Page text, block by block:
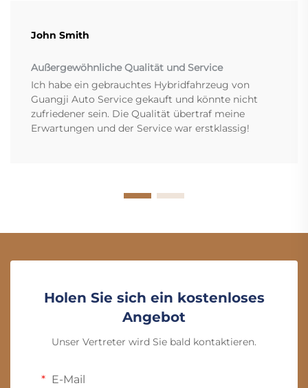
John Smith
Außergewöhnliche Qualität und Service
Ich habe ein gebrauchtes Hybridfahrzeug von
Guangji Auto Service gekauft und könnte nicht
zufriedener sein. Die Qualität übertraf meine
Erwartungen und der Service war erstklassig!
Holen Sie sich ein kostenloses
Angebot
Unser Vertreter wird Sie bald kontaktieren.
E-Mail